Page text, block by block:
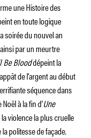
une Histoire des
en toute logique
soirée du nouvel an
par un meurtre
Be Blooddépeint la
de l’argent au début
séquence dans
à la fin d’Une
violence la plus cruelle
politesse de façade.